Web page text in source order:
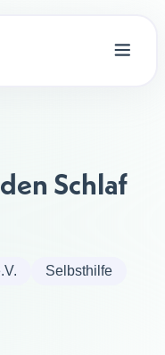
Schlaf
Selbsthilfe